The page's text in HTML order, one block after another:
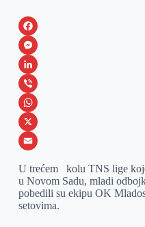
F
a
c
e
b
o
k
M
e
s
s
e
g
e
L
i
n
k
d
I
V
i
b
r
W
h
t
s
X
m
a
U trećem kolu TNS lige
u Novom Sadu, mladi
pobedili su ekipu OK
setovima.